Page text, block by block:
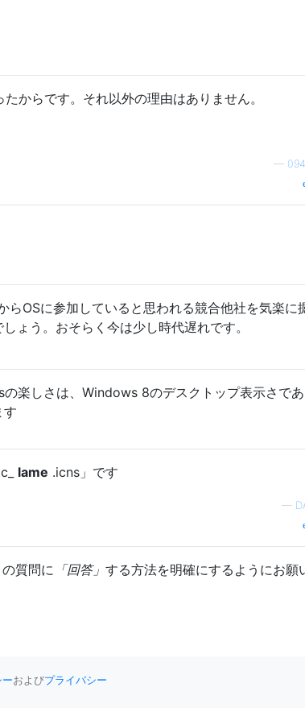
からです。それ以外の理由はありません。
—
OSに参加していると思われる競合他社を気楽に
ょう。おそらく今は少し時代遅れです。
楽しさは、Windows 8のデスクトップ表示さであ
す
lame .icns」です
—
質問に 「回答」 する方法を明確にするようにお願
およびプライバシー